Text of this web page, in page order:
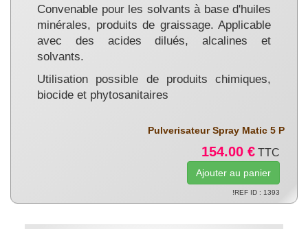
Convenable pour les solvants à base d'huiles
minérales, produits de graissage. Applicable
avec des acides dilués, alcalines et
solvants.
Utilisation possible de produits chimiques,
biocide et phytosanitaires
Pulverisateur Spray Matic 5 P
154.00 € TTC
!REF ID : 1393